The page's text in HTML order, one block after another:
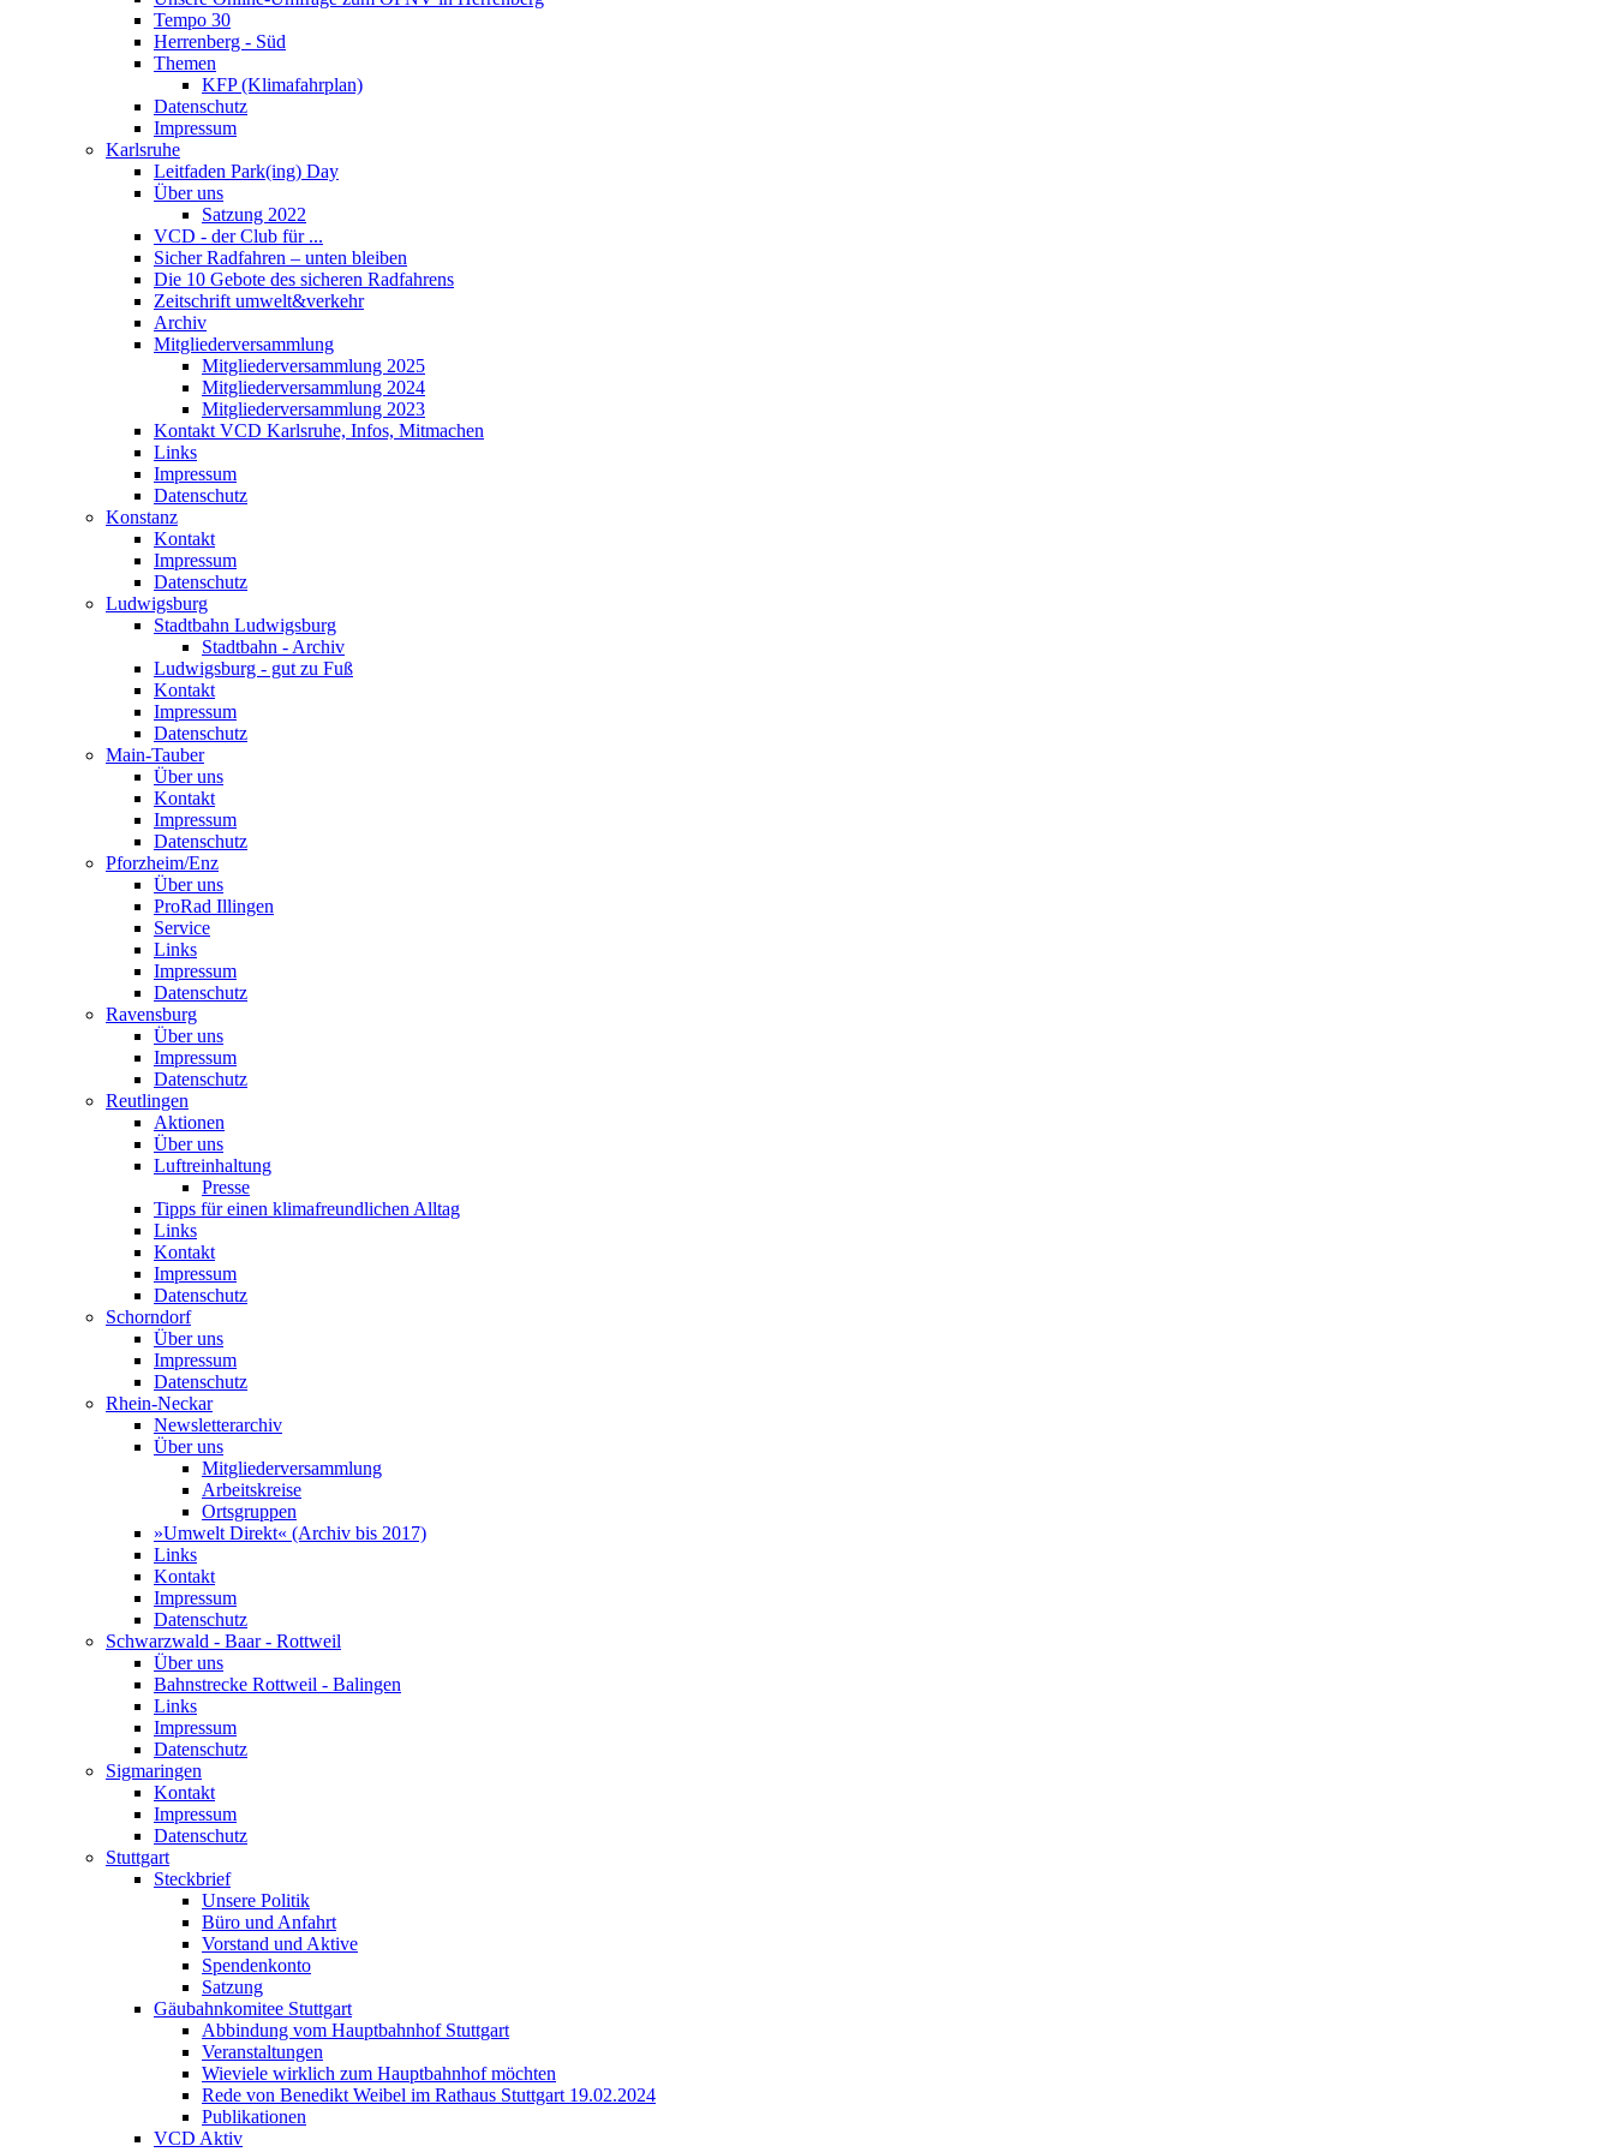
Tempo 30
Herrenberg - Süd
Themen
KFP (Klimafahrplan)
Datenschutz
Impressum
Karlsruhe
Leitfaden Park(ing) Day
Über uns
Satzung 2022
VCD - der Club für ...
Sicher Radfahren – unten bleiben
Die 10 Gebote des sicheren Radfahrens
Zeitschrift umwelt&verkehr
Archiv
Mitgliederversammlung
Mitgliederversammlung 2025
Mitgliederversammlung 2024
Mitgliederversammlung 2023
Kontakt VCD Karlsruhe, Infos, Mitmachen
Links
Impressum
Datenschutz
Konstanz
Kontakt
Impressum
Datenschutz
Ludwigsburg
Stadtbahn Ludwigsburg
Stadtbahn - Archiv
Ludwigsburg - gut zu Fuß
Kontakt
Impressum
Datenschutz
Main-Tauber
Über uns
Kontakt
Impressum
Datenschutz
Pforzheim/Enz
Über uns
ProRad Illingen
Service
Links
Impressum
Datenschutz
Ravensburg
Über uns
Impressum
Datenschutz
Reutlingen
Aktionen
Über uns
Luftreinhaltung
Presse
Tipps für einen klimafreundlichen Alltag
Links
Kontakt
Impressum
Datenschutz
Schorndorf
Über uns
Impressum
Datenschutz
Rhein-Neckar
Newsletterarchiv
Über uns
Mitgliederversammlung
Arbeitskreise
Ortsgruppen
»Umwelt Direkt« (Archiv bis 2017)
Links
Kontakt
Impressum
Datenschutz
Schwarzwald - Baar - Rottweil
Über uns
Bahnstrecke Rottweil - Balingen
Links
Impressum
Datenschutz
Sigmaringen
Kontakt
Impressum
Datenschutz
Stuttgart
Steckbrief
Unsere Politik
Büro und Anfahrt
Vorstand und Aktive
Spendenkonto
Satzung
Gäubahnkomitee Stuttgart
Abbindung vom Hauptbahnhof Stuttgart
Veranstaltungen
Wieviele wirklich zum Hauptbahnhof möchten
Rede von Benedikt Weibel im Rathaus Stuttgart 19.02.2024
Publikationen
VCD Aktiv